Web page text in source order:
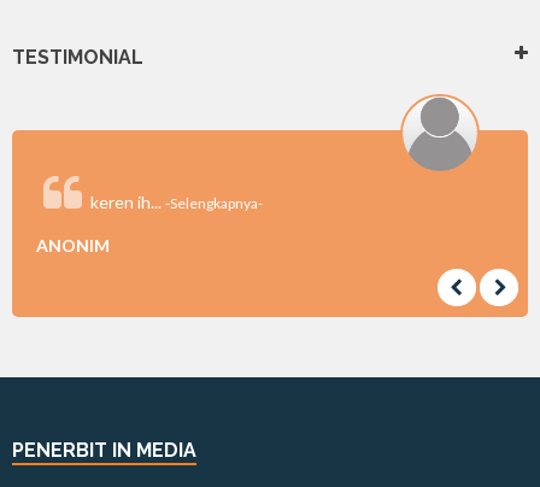
TESTIMONIAL
keren ih... -Selengkapnya-
ANONIM
PENERBIT IN MEDIA